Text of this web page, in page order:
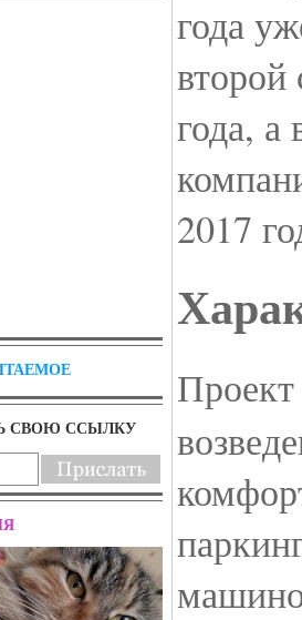
СВОЮ ССЫЛКУ
года
второй
года, а
2017